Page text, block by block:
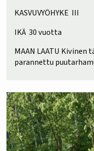
KASVUVYÖHYKE III
IKÄ 30 vuotta
MAAN LAATU
parannettu